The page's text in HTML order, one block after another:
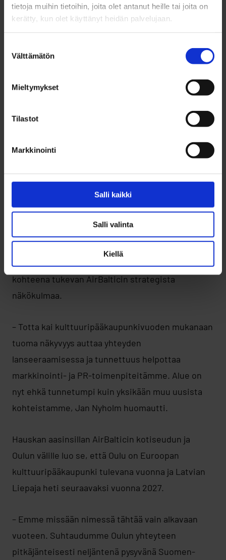
tietoja muihin tietoihin, joita olet antanut heille tai joita on
kerätty, kun olet käyttänyt heidän palvelujaan.
valinta
Välttämätön
Mieltymykset
Tilastot
Markkinointi
Salli kaikki
Salli valinta
Kiellä
operoivan AirBalticin hybridimalli sijoittuu perinteisten ja
Strategiana tulevaisuus ja alueen
Pohjoismaiden myyntipäällikkö kertoi Oulun
kohteena tukevan AirBalticin strategista
näkökulmaa.
– Totta kai kulttuuripääkaupunkivuoden mukanaan
tuoma näkyvyys auttaa yhteyden
lanseeraamisessa ja tunnettuus helpottaa
markkinointi- ja PR-toimenpiteitämme. Alue on
nyt ehkä tunnetumpi kuin yksikään muu uusista
kohteistamme, Jan Nyholm huomautti.
Hauskan aasinsillan AirBalticin kotiseudun ja
Oulun välille luo se, että Oulu on Euroopan
kulttuuripääkaupunki tulevana vuonna ja Latvian
Liepaja heti seuraavaksi vuonna 2027.
– Emme missään nimessä tähtää vain alkavaan
vuoteen. Suhtaudumme Oulun yhteyteen
pitkäjänteisesti neljäntenä pysyvänä Suomen-